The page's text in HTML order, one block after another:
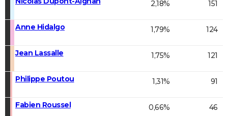
2,18% 151
Anne Hidalgo 1,79% 124
Jean Lassalle 1,75% 121
Philippe Poutou 1,31% 91
Fabien Roussel 0,66% 46